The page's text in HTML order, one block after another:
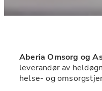
Aberia Omsorg og
leverandør av
helse- og